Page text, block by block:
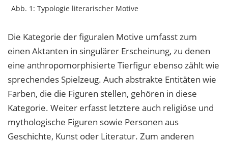
Abb. 1: Typologie literarischer Motive
Die Kategorie der figuralen Motive umfasst zum
einen Aktanten in singulärer Erscheinung, zu denen
eine anthropomorphisierte Tierfigur ebenso zählt wie
sprechendes Spielzeug. Auch abstrakte Entitäten wie
Farben, die die Figuren stellen, gehören in diese
Kategorie. Weiter erfasst letztere auch religiöse und
mythologische Figuren sowie Personen aus
Geschichte, Kunst oder Literatur. Zum anderen